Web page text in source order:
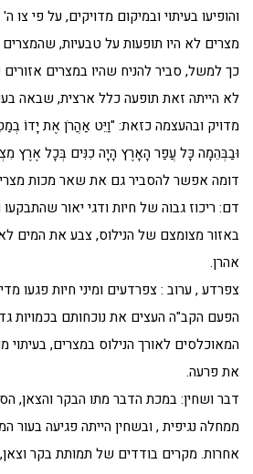
והופיעו בעיתוי ובמיקום מדויקים, על פי
מצרים לא היו תופעות על טבעיות,
כך למשל, סביר להניח שהיו במצרים
לא הייתה זאת תופעה כלל ארצית, שבאה
מדויק ובהעצמה כזאת: "וַיֵּט אַהֲרֹן אֶת יָדוֹ
וּבַבְּהֵמָה כָּל עֲפַר הָאָרֶץ הָיָה כִנִּים בְּכָל אֶרֶץ
דומה אפשר להסביר גם את שאר מכות
דם: ריכוז גבוה של חיות ודגי יאור
באזור מצומצם של הנילוס, צבע את המים
אהרן.
צפרדע , ערוב : צפרדעים ומיני חיות פגעו
הפעם הקב"ה העצים את נוכחותם בכמויות
המאוכלסים לאורך הנילוס במצרים,
את פרעה.
דבר ושחין: במכת הדבר מתו הבקר והצאן,
ממחלה נגיפית , ובשחין הייתה פגיעה בעור
אחרות. מקרים בודדים של תמותת בקר